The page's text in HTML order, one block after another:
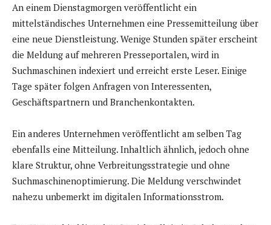
An einem Dienstagmorgen veröffentlicht ein
mittelständisches Unternehmen eine Pressemitteilung über
eine neue Dienstleistung. Wenige Stunden später erscheint
die Meldung auf mehreren Presseportalen, wird in
Suchmaschinen indexiert und erreicht erste Leser. Einige
Tage später folgen Anfragen von Interessenten,
Geschäftspartnern und Branchenkontakten.
Ein anderes Unternehmen veröffentlicht am selben Tag
ebenfalls eine Mitteilung. Inhaltlich ähnlich, jedoch ohne
klare Struktur, ohne Verbreitungsstrategie und ohne
Suchmaschinenoptimierung. Die Meldung verschwindet
nahezu unbemerkt im digitalen Informationsstrom.